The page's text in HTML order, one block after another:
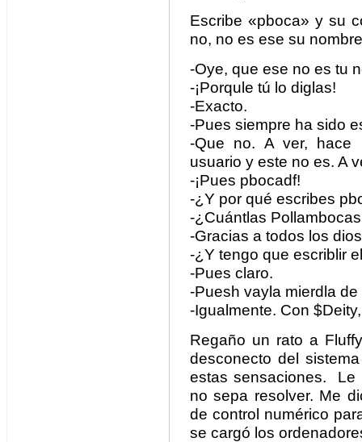
Escribe «pboca» y su
no, no es ese su
-Oye, que ese no es tu
-¡Porqule tú lo diglas!
-Exacto.
-Pues siempre ha sido
-Que no. A ver, hace
usuario y este no es. A
-¡Pues pbocadf!
-¿Y por qué escribes
-¿Cuántlas
-Gracias a todos los
-¿Y tengo que escriblir
-Pues claro.
-Puesh vayla mierdla de
-Igualmente. Con
Regaño un rato a
desconecto del
estas sensaciones. Le
no sepa resolver. Me
de control numérico
se cargó los